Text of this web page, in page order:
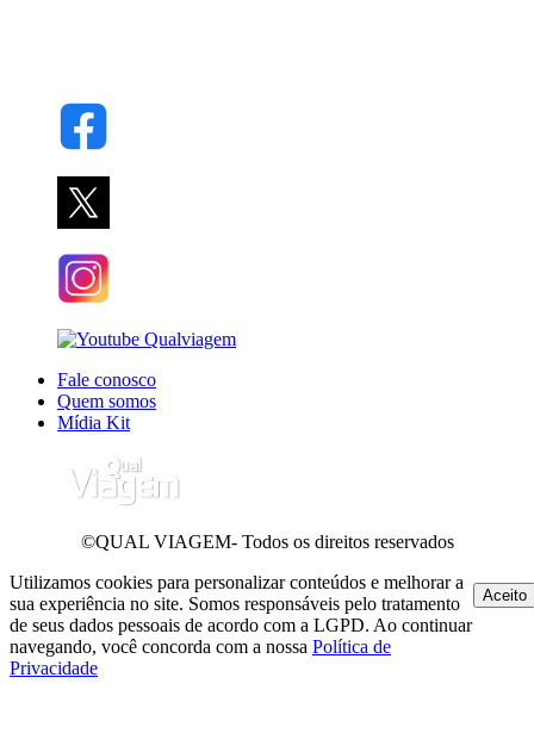
Fale conosco
Quem somos
Mídia Kit
©QUAL VIAGEM- Todos os direitos reservados
Utilizamos cookies para personalizar conteúdos e melhorar a
sua experiência no site. Somos responsáveis pelo tratamento
de seus dados pessoais de acordo com a LGPD. Ao continuar
navegando, você concorda com a nossa Política de
Privacidade
Aceito